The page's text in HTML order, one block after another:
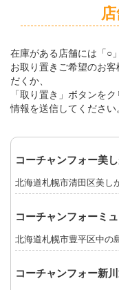
在庫がある店舗には「○
お取り置きご希望のお
だくか、
「取り置き」ボタンを
情報を送信してください
コーチャンフォー美
北海道札幌市清田区美し
コーチャンフォーミ
北海道札幌市豊平区中の
コーチャンフォー新